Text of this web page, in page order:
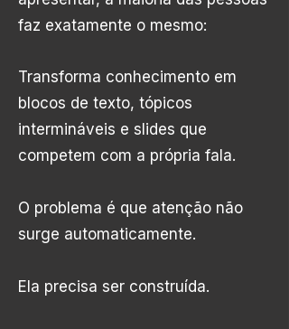
faz exatamente o mesmo:
Transforma conhecimento em
blocos de texto, tópicos
intermináveis e slides que
competem com a própria fala.
O problema é que atenção não
surge automaticamente.
Ela precisa ser construída.